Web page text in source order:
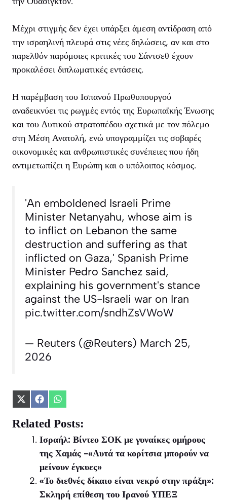
Μέχρι στιγμής δεν έχει υπάρξει άμεση αντίδραση από
την ισραηλινή πλευρά στις νέες δηλώσεις, αν και στο
παρελθόν παρόμοιες κριτικές του Σάντσεθ έχουν
προκαλέσει διπλωματικές εντάσεις.
Η παρέμβαση του Ισπανού Πρωθυπουργού
αναδεικνύει τις ρωγμές εντός της Ευρωπαϊκής Ένωσης
και του Δυτικού στρατοπέδου σχετικά με τον πόλεμο
στη Μέση Ανατολή, ενώ υπογραμμίζει τις σοβαρές
οικονομικές και ανθρωπιστικές συνέπειες που ήδη
αντιμετωπίζει η Ευρώπη και ο υπόλοιπος κόσμος.
'An emboldened Israeli Prime
Minister Netanyahu, whose aim is
to inflict on Lebanon the same
destruction and suffering as that
inflicted on Gaza,' Spanish Prime
Minister Pedro Sanchez said,
explaining his government's stance
against the US-Israeli war on Iran
pic.twitter.com/sndhZsVWoW
— Reuters (@Reuters) March 25,
2026
Share
X
(Twitter)
Share
Facebook
Share
WhatsApp
Related Posts:
Ισραήλ: Βίντεο ΣΟΚ με γυναίκες ομήρους
της Χαμάς -«Αυτά τα κορίτσια μπορούν να
μείνουν έγκυες»
«Το διεθνές δίκαιο είναι νεκρό στην πράξη»:
Σκληρή επίθεση του Ιρανού ΥΠΕΞ